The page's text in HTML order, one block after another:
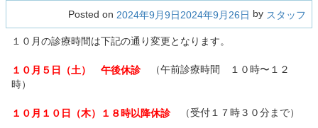
Posted on 2024年9月9日2024年9月26日 by スタッフ
１０月の診療時間は下記の通り変更となります。
１０月５日（土） 午後休診
（午前診療時間 １０時〜１２
時）
１０月１０日（木）１８時以降休診（受付１７時３０分まで）